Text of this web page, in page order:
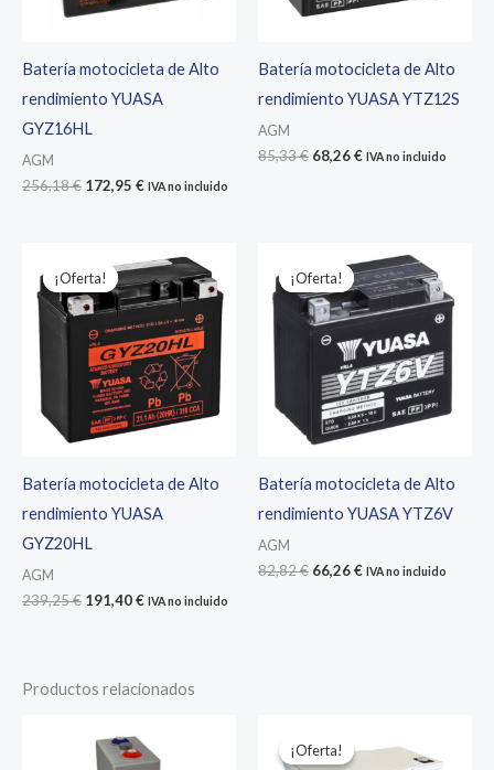
Batería motocicleta de Alto
rendimiento YUASA
GYZ16HL
AGM
256,18€ El
256,18 €.
172,95 €El
172,95 €.
IVA no incluido
Batería motocicleta de Alto
rendimiento YUASA YTZ12S
AGM
85,33€ El
68,26€ElIVA no incluido
¡Oferta!
¡Oferta!
Batería motocicleta de Alto
rendimiento YUASA
GYZ20HL
AGM
239,25€ El
191,40€ElIVA no incluido
¡Oferta!
¡Oferta!
Batería motocicleta de Alto
rendimiento YUASA YTZ6V
AGM
82,82€ El
66,26€ElIVA no incluido
Productos relacionados
¡Oferta!
¡Oferta!